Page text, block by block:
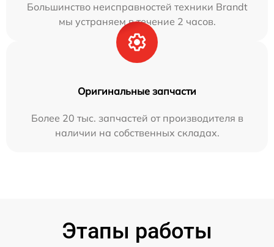
Большинство неисправностей техники Brandt
мы устраняем в течение 2 часов.
Оригинальные запчасти
Более 20 тыс. запчастей от производителя в
наличии на собственных складах.
Этапы работы